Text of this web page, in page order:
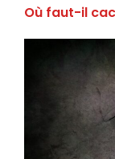
Où faut-il